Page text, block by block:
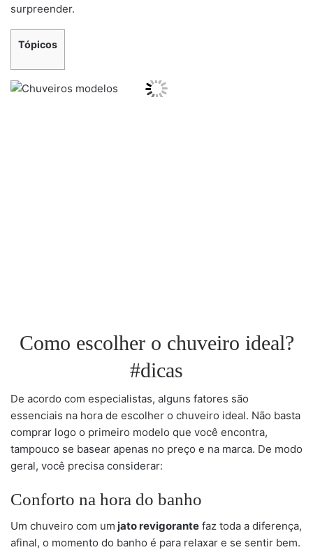
surpreender.
Tópicos
Como escolher o chuveiro ideal?
#dicas
De acordo com especialistas, alguns fatores são
essenciais na hora de escolher o chuveiro ideal. Não basta
comprar logo o primeiro modelo que você encontra,
tampouco se basear apenas no preço e na marca. De modo
geral, você precisa considerar:
Conforto na hora do banho
Um chuveiro com um jato revigorante faz toda a diferença,
afinal, o momento do banho é para relaxar e se sentir bem.